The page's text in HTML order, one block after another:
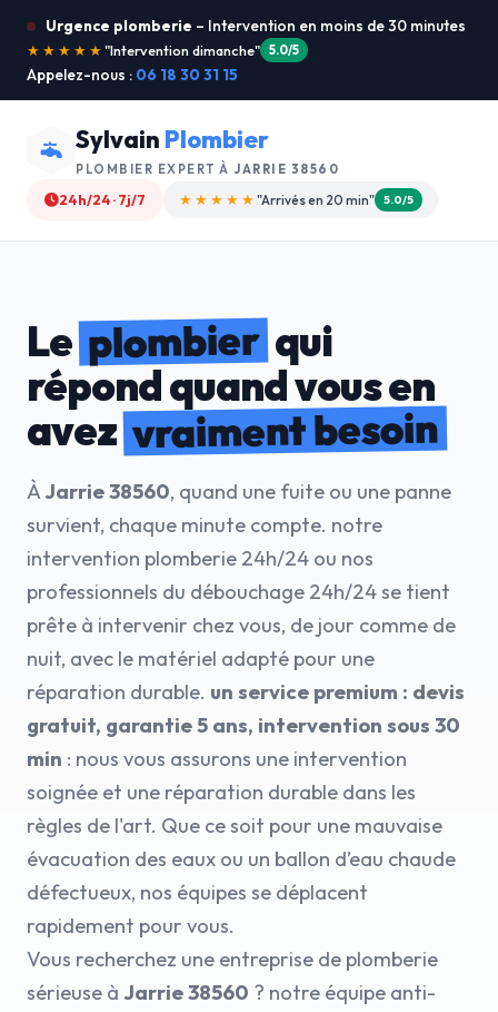
Urgence plomberie – Intervention en moins de 30 minutes
★★★★★"Je recommande !" 4.9/5
Appelez-nous : 06 18 30 31 15
Sylvain Plombier
PLOMBIER EXPERT À JARRIE 38560
24h/24 · 7j/7 ★★★★☆ "Devis gratuit" 4.8/5
Leplombierqui
répond quand vous en
avezvraiment besoin
ÀJarrie 38560, quand une fuite ou une panne
survient, chaque minute compte. notre
intervention plomberie 24h/24 ou nos
professionnels du débouchage 24h/24 se tient
prête à intervenir chez vous, de jour comme de
nuit, avec le matériel adapté pour une
réparation durable. un service premium : devis
gratuit, garantie 5 ans, intervention sous 30
min : nous vous assurons une intervention
soignée et une réparation durable dans les
règles de l'art. Que ce soit pour une mauvaise
évacuation des eaux ou un ballon d’eau chaude
défectueux, nos équipes se déplacent
rapidement pour vous.
Vous recherchez une entreprise de plomberie
sérieuse à Jarrie 38560 ? notre équipe anti-